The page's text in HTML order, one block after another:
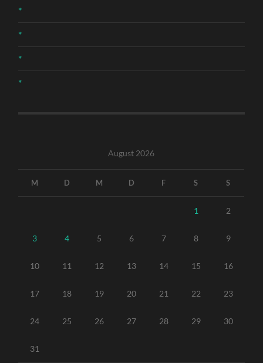
*
*
*
*
August 2026
M D M D F S S
1 2
3 4 5 6 7 8 9
10 11 12 13 14 15 16
17 18 19 20 21 22 23
24 25 26 27 28 29 30
31